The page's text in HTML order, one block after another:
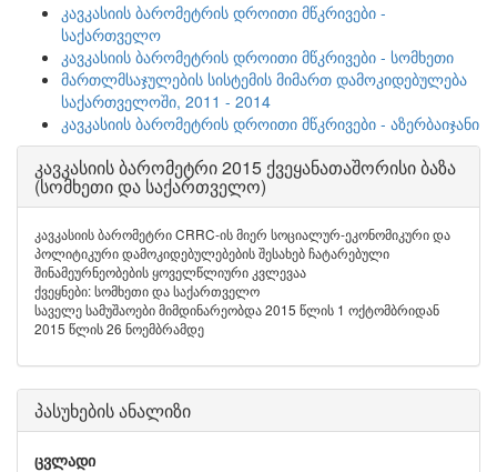
კავკასიის ბარომეტრის დროითი მწკრივები -
საქართველო
კავკასიის ბარომეტრის დროითი მწკრივები - სომხეთი
მართლმსაჯულების სისტემის მიმართ დამოკიდებულება
საქართველოში, 2011 - 2014
კავკასიის ბარომეტრის დროითი მწკრივები - აზერბაიჯანი
კავკასიის ბარომეტრი 2015 ქვეყანათაშორისი ბაზა
(სომხეთი და საქართველო)
კავკასიის ბარომეტრი CRRC-ის მიერ სოციალურ-ეკონომიკური და
პოლიტიკური დამოკიდებულებების შესახებ ჩატარებული
შინამეურნეობების ყოველწლიური კვლევაა
ქვეყნები: სომხეთი და საქართველო
საველე სამუშაოები მიმდინარეობდა 2015 წლის 1 ოქტომბრიდან
2015 წლის 26 ნოემბრამდე
პასუხების ანალიზი
ცვლადი